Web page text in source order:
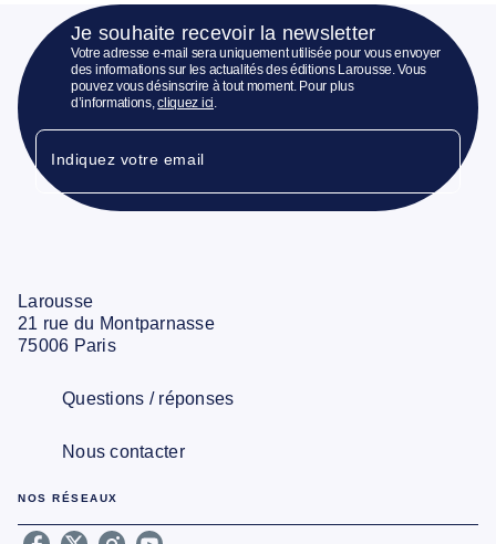
Je souhaite recevoir la newsletter
Votre adresse e-mail sera uniquement utilisée pour vous envoyer
des informations sur les actualités des éditions Larousse. Vous
pouvez vous désinscrire à tout moment. Pour plus
d’informations,cliquez ici.
Indiquez votre email
Larousse
21 rue du Montparnasse
75006 Paris
Questions / réponses
Nous contacter
NOS RÉSEAUX